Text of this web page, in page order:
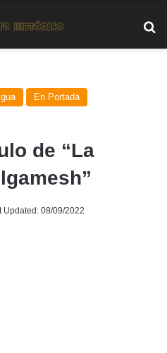
En Portada
de “La
Updated: 08/09/2022